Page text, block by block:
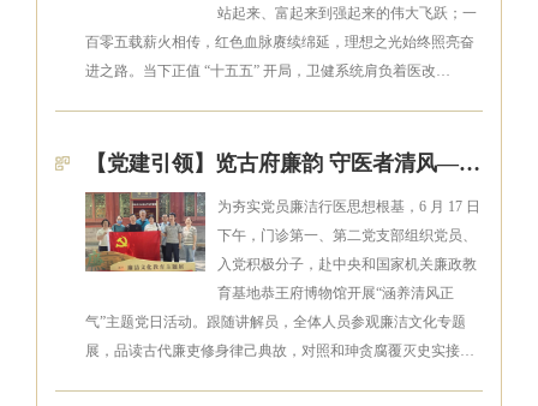
站起来、富起来到强起来的伟大飞跃；一
百零五载薪火相传，红色血脉赓续绵延，理想之光始终照亮奋
进之路。当下正值 “十五五” 开局，卫健系统肩负着医改…
【党建引领】览古府廉韵 守医者清风——门诊第一、第二党支部联合主题党日活动
为夯实党员廉洁行医思想根基，6 月 17 日
下午，门诊第一、第二党支部组织党员、
入党积极分子，赴中央和国家机关廉政教
育基地恭王府博物馆开展“涵养清风正
气”主题党日活动。跟随讲解员，全体人员参观廉洁文化专题
展，品读古代廉吏修身律己典故，对照和珅贪腐覆灭史实接…